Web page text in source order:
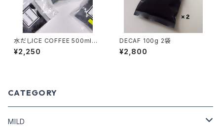
水だしICE COFFEE 500ml対
応 5袋 (夏季限定）
¥2,250
DECAF 100g 2袋
¥2,800
CATEGORY
MILD